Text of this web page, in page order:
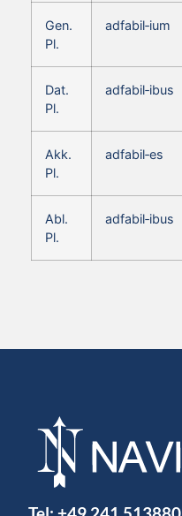
Gen.
Pl.
adfabil‑ium
Dat.
Pl.
adfabil‑ibus
Akk.
Pl.
adfabil‑es
Abl.
Pl.
adfabil‑ibus